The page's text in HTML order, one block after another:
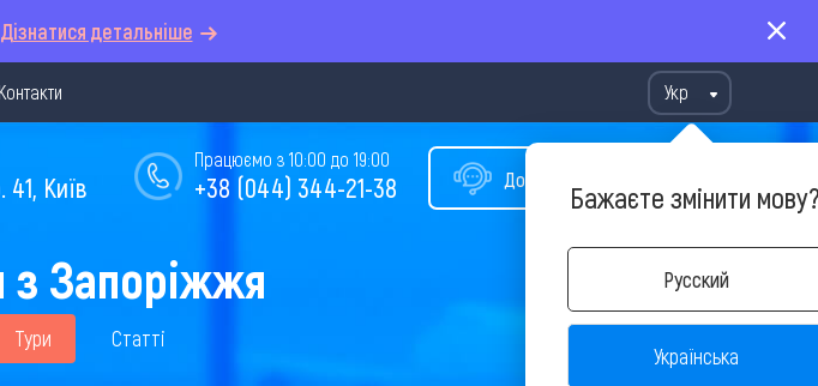
Дізнатися детальніше
Контакти Укр
Бажаєте змінити
Русский
Українська
Допомога у виборі туру
Працюємо з 10:00 до 19:00
+38 (044) 344-21-38
41, Київ
з Запоріжжя
Тури Статті